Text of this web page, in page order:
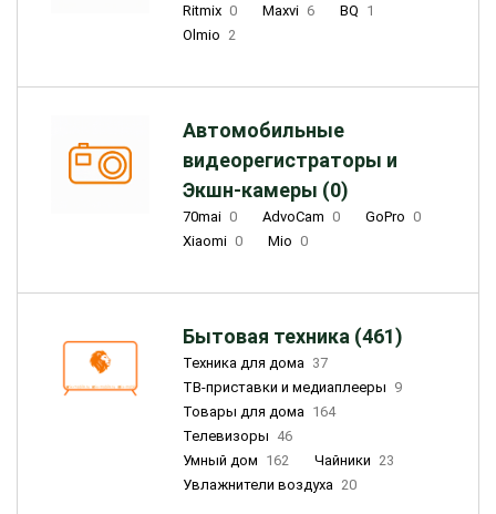
Ritmix 0 Maxvi 6 BQ 1
Olmio 2
Автомобильные
видеорегистраторы и
Экшн-камеры (0)
70mai 0 AdvoCam 0 GoPro 0
Xiaomi 0 Mio 0
Бытовая техника (461)
Техника для дома 37
ТВ-приставки и медиаплееры 9
Товары для дома 164
Телевизоры 46
Умный дом 162 Чайники 23
Увлажнители воздуха 20